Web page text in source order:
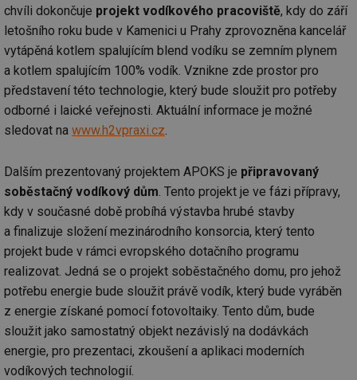
chvíli dokončuje projekt vodíkového pracoviště, kdy do září
letošního roku bude v Kamenici u Prahy zprovozněna kancelář
vytápěná kotlem spalujícím blend vodíku se zemním plynem
a kotlem spalujícím 100% vodík. Vznikne zde prostor pro
představení této technologie, který bude sloužit pro potřeby
odborné i laické veřejnosti. Aktuální informace je možné
sledovat na www.h2vpraxi.cz.
Dalším prezentovaný projektem APOKS je připravovaný
soběstačný vodíkový dům. Tento projekt je ve fázi přípravy,
kdy v současné době probíhá výstavba hrubé stavby
a finalizuje složení mezinárodního konsorcia, který tento
projekt bude v rámci evropského dotačního programu
realizovat. Jedná se o projekt soběstačného domu, pro jehož
potřebu energie bude sloužit právě vodík, který bude vyráběn
z energie získané pomocí fotovoltaiky. Tento dům, bude
sloužit jako samostatný objekt nezávislý na dodávkách
energie, pro prezentaci, zkoušení a aplikaci moderních
vodíkových technologií.